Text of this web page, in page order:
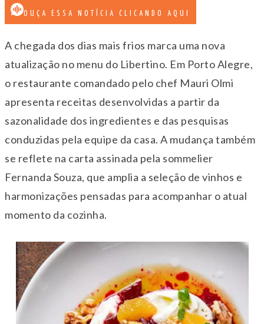
OUÇA ESSA NOTÍCIA CLICANDO AQUI
A chegada dos dias mais frios marca uma nova
atualização no menu do Libertino. Em Porto Alegre,
o restaurante comandado pelo chef Mauri Olmi
apresenta receitas desenvolvidas a partir da
sazonalidade dos ingredientes e das pesquisas
conduzidas pela equipe da casa. A mudança também
se reflete na carta assinada pela sommelier
Fernanda Souza, que amplia a seleção de vinhos e
harmonizações pensadas para acompanhar o atual
momento da cozinha.